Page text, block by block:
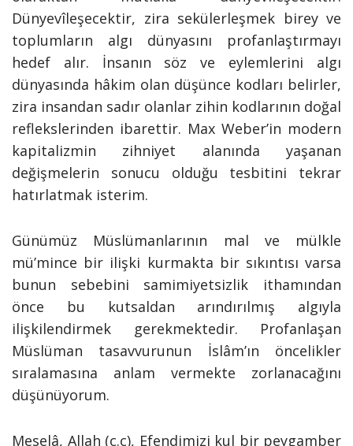
Dünyevîleşecektir, zira sekülerleşmek birey ve
toplumların algı dünyasını profanlaştırmayı
hedef alır. İnsanın söz ve eylemlerini algı
dünyasında hâkim olan düşünce kodları belirler,
zira insandan sadır olanlar zihin kodlarının doğal
reflekslerinden ibarettir. Max Weber’in modern
kapitalizmin zihniyet alanında yaşanan
değişmelerin sonucu olduğu tesbitini tekrar
hatırlatmak isterim.
Günümüz Müslümanlarının mal ve mülkle
mü’mince bir ilişki kurmakta bir sıkıntısı varsa
bunun sebebini samimiyetsizlik ithamından
önce bu kutsaldan arındırılmış algıyla
ilişkilendirmek gerekmektedir. Profanlaşan
Müslüman tasavvurunun İslâm’ın öncelikler
sıralamasına anlam vermekte zorlanacağını
düşünüyorum.
Meselâ, Allah (c.c), Efendimizi kul bir peygamber